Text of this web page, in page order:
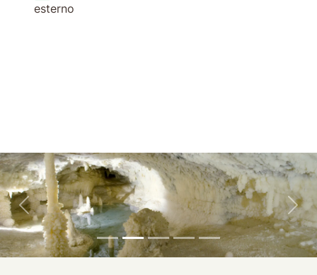
esterno
Indietro
Vai ai contenuti della pagina
Vai all'intestazione della pagina